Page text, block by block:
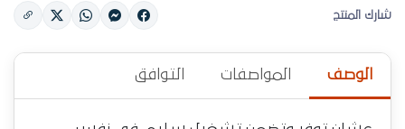
شارك المنتج
الوصف المواصفات التوافق